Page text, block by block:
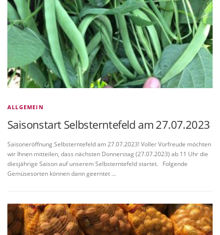
ALLGEMEIN
Saisonstart Selbsterntefeld am 27.07.2023
Saisoneröffnung Selbsterntefeld am 27.07.2023! Voller Vorfreude möchten
wir Ihnen mitteilen, dass nächsten Donnerstag (27.07.2023) ab 11 Uhr die
diesjährige Saison auf unserem Selbsterntefeld startet. Folgende
Gemüsesorten können dann geerntet …